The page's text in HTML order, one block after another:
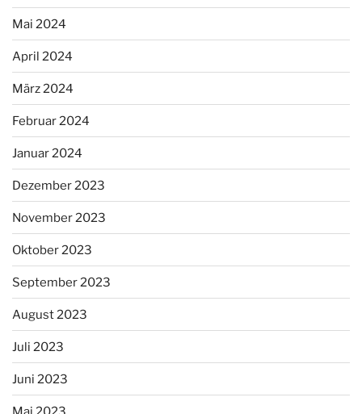
Mai 2024
April 2024
März 2024
Februar 2024
Januar 2024
Dezember 2023
November 2023
Oktober 2023
September 2023
August 2023
Juli 2023
Juni 2023